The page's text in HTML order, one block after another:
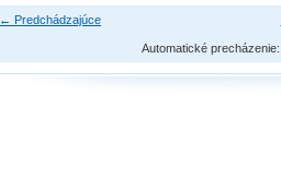
← Predchádzajúce
Automatické precházenie: